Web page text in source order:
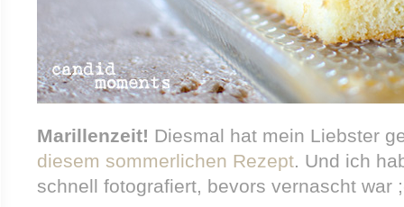
Marillenzeit! Diesmal hat mein Liebster
diesem sommerlichen Rezept. Und ich
schnell fotografiert, bevors vernascht war